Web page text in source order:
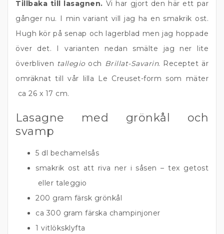
Tillbaka till lasagnen. Vi har gjort den här ett par
gånger nu. I min variant vill jag ha en smakrik ost.
Hugh kör på senap och lagerblad men jag hoppade
över det. I varianten nedan smälte jag ner lite
överbliven tallegiooch Brillat-Savarin. Receptet är
omräknat till vår lilla Le Creuset-form som mäter
ca 26 x 17 cm.
Lasagne med grönkål och
svamp
5 dl bechamelsås
smakrik ost att riva ner i såsen – tex getost
eller taleggio
200 gram färsk grönkål
ca 300 gram färska champinjoner
1 vitlöksklyfta